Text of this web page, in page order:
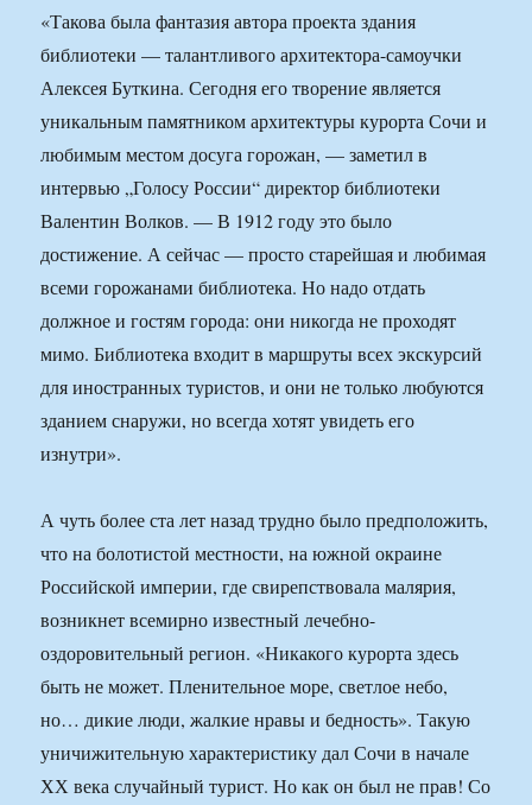
«Такова была фантазия автора проекта здания
библиотеки — талантливого архитектора-самоучки
Алексея Буткина. Сегодня его творение является
уникальным памятником архитектуры курорта Сочи и
любимым местом досуга горожан, — заметил в
интервью „Голосу России“ директор библиотеки
Валентин Волков. — В 1912 году это было
достижение. А сейчас — просто старейшая и любимая
всеми горожанами библиотека. Но надо отдать
должное и гостям города: они никогда не проходят
мимо. Библиотека входит в маршруты всех экскурсий
для иностранных туристов, и они не только любуются
зданием снаружи, но всегда хотят увидеть его
изнутри».
А чуть более ста лет назад трудно было предположить,
что на болотистой местности, на южной окраине
Российской империи, где свирепствовала малярия,
возникнет всемирно известный лечебно-
оздоровительный регион. «Никакого курорта здесь
быть не может. Пленительное море, светлое небо,
но… дикие люди, жалкие нравы и бедность». Такую
уничижительную характеристику дал Сочи в начале
ХХ века случайный турист. Но как он был не прав! Со